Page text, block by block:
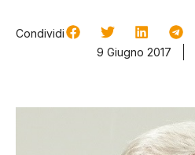
Condividi
9 Giugno 2017